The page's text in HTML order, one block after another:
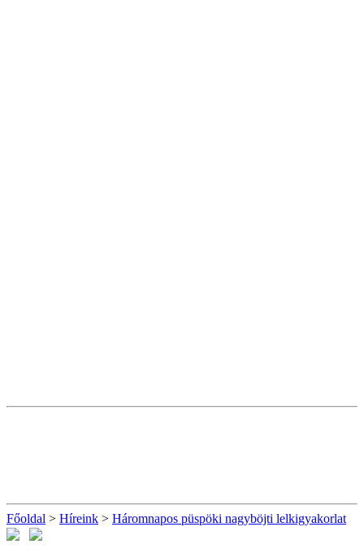
Főoldal > Híreink > Háromnapos püspöki nagyböjti lelkigyakorlat